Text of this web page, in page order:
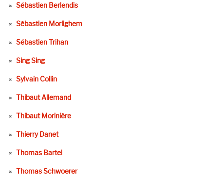
Sébastien Berlendis
Sébastien Morlighem
Sébastien Trihan
Sing Sing
Sylvain Collin
Thibaut Allemand
Thibaut Morinière
Thierry Danet
Thomas Bartel
Thomas Schwoerer